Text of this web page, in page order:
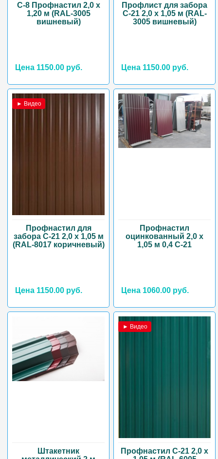
С-8 Профнастил 2,0 х
1,20 м (RAL-3005
вишневый)
Цена 1150.00 руб.
Профлист для забора
С-21 2,0 х 1,05 м (RAL-
3005 вишневый)
Цена 1150.00 руб.
► Видео
Профнастил для
забора С-21 2,0 х 1,05 м
(RAL-8017 коричневый)
Цена 1150.00 руб.
Профнастил
оцинкованный 2,0 х
1,05 м 0,4 С-21
Цена 1060.00 руб.
Штакетник
► Видео
Профнастил С-21 2,0 х